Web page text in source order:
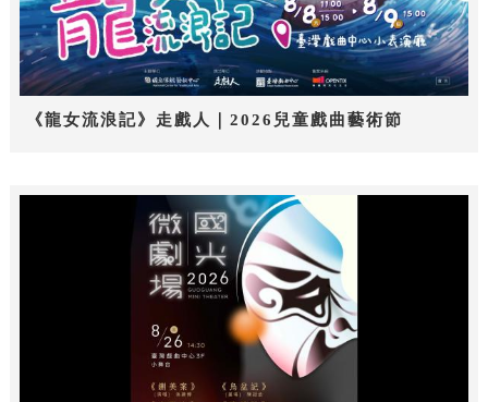
《龍女流浪記》走戲人｜2026兒童戲曲藝術節